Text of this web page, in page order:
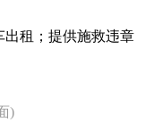
出租；提供施救违章
)